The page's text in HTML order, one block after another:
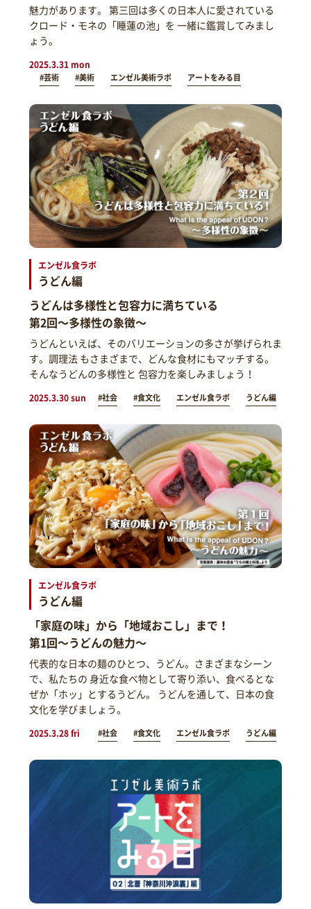
魅力があります。 第三回は多くの日本人に愛されている
クロード・モネの「睡蓮の池」を 一緒に鑑賞してみまし
ょう。
2025.3.31 mon
#芸術 #美術 エンゼル美術ラボ アートをみる目
エンゼル食ラボ
うどん編
うどんは多様性と包容力に満ちている
第2回～多様性の象徴～
うどんといえば、そのバリエーションの多さが挙げられま
す。調理法 もさまざまで、どんな食材にもマッチする。
そんなうどんの多様性と 包容力を楽しみましょう！
2025.3.30 sun #社会 #食文化 エンゼル食ラボ うどん編
エンゼル食ラボ
うどん編
「家庭の味」から「地域おこし」まで！
第1回～うどんの魅力～
代表的な日本の麺のひとつ、うどん。さまざまなシーン
で、私たちの 身近な食べ物として寄り添い、食べるとな
ぜか「ホッ」とするうどん。 うどんを通して、日本の食
文化を学びましょう。
2025.3.28 fri #社会 #食文化 エンゼル食ラボ うどん編